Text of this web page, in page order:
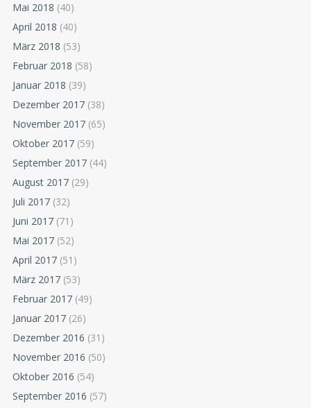
Mai 2018 (40)
April 2018 (40)
März 2018 (53)
Februar 2018 (58)
Januar 2018 (39)
Dezember 2017 (38)
November 2017 (65)
Oktober 2017 (59)
September 2017 (44)
August 2017 (29)
Juli 2017 (32)
Juni 2017 (71)
Mai 2017 (52)
April 2017 (51)
März 2017 (53)
Februar 2017 (49)
Januar 2017 (26)
Dezember 2016 (31)
November 2016 (50)
Oktober 2016 (54)
September 2016 (57)